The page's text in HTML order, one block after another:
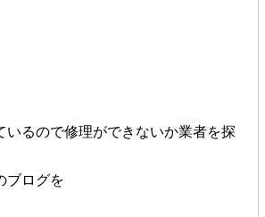
いるので修理ができないか業者を探
ブログを